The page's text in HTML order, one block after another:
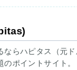
ならハピタス（元
のポイントサイト